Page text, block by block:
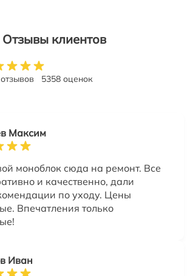
Отзывы клиентов
5358 оценок
Максим
моноблок сюда на ремонт. Все
и качественно, дали
по уходу. Цены
Впечатления только
Иван